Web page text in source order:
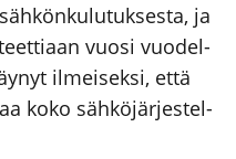
ja
vuo­si vuo­del­
ilmei­sek­si, että
koko säh­kö­jär­jes­tel­